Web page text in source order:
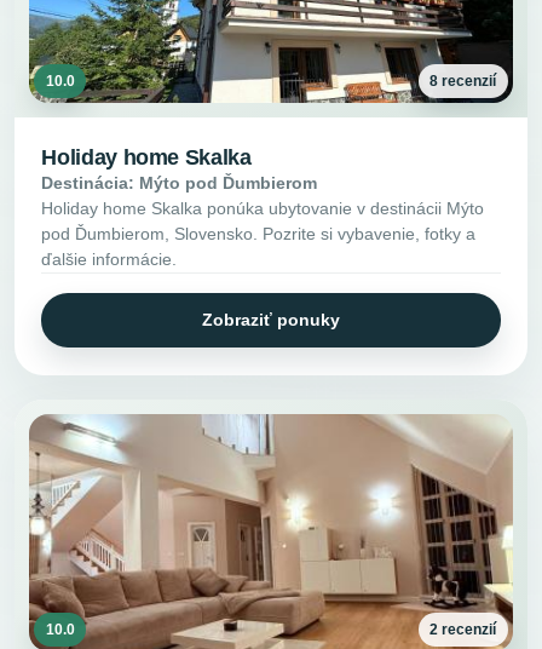
10.0 8 recenzií
Holiday home Skalka
Destinácia: Mýto pod Ďumbierom
Holiday home Skalka ponúka ubytovanie v destinácii Mýto
pod Ďumbierom, Slovensko. Pozrite si vybavenie, fotky a
ďalšie informácie.
Zobraziť ponuky
10.0 2 recenzií